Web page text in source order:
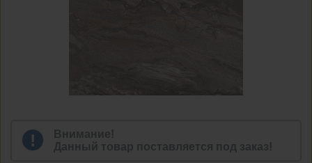
Внимание!
Данный товар поставляется под заказ!